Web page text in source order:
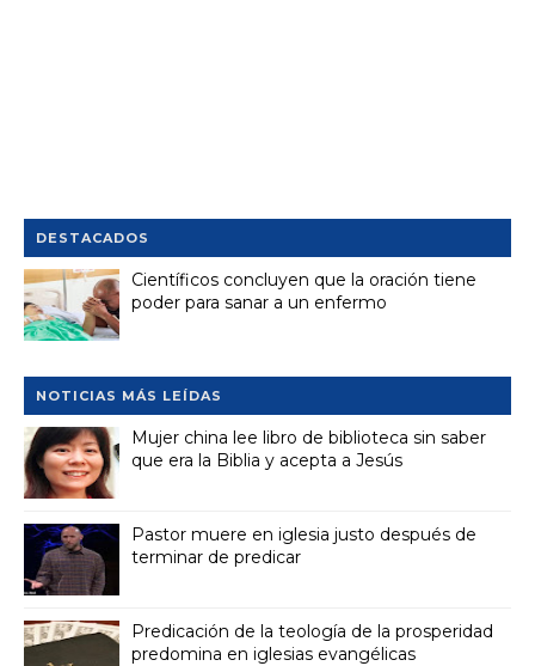
DESTACADOS
Científicos concluyen que la oración tiene
poder para sanar a un enfermo
NOTICIAS MÁS LEÍDAS
Mujer china lee libro de biblioteca sin saber
que era la Biblia y acepta a Jesús
Pastor muere en iglesia justo después de
terminar de predicar
Predicación de la teología de la prosperidad
predomina en iglesias evangélicas